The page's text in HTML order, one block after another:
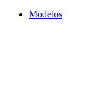
Modelos